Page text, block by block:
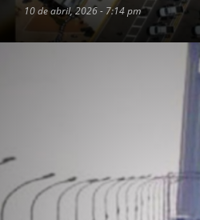
10 de abril, 2026 - 7:14 pm